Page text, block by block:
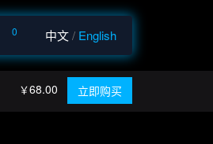
0 中文/ English
￥68.00 立即购买